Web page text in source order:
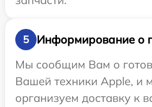
5
Информирование о
Мы сообщим Вам о
Вашей техники Apple, и
организуем доставку к